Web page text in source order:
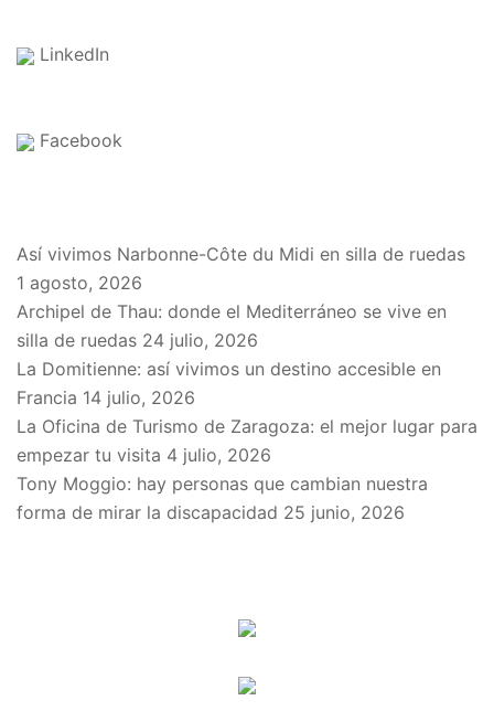
LinkedIn
Facebook
Así vivimos Narbonne-Côte du Midi en silla de ruedas
1 agosto, 2026
Archipel de Thau: donde el Mediterráneo se vive en
silla de ruedas 24 julio, 2026
La Domitienne: así vivimos un destino accesible en
Francia 14 julio, 2026
La Oficina de Turismo de Zaragoza: el mejor lugar para
empezar tu visita 4 julio, 2026
Tony Moggio: hay personas que cambian nuestra
forma de mirar la discapacidad 25 junio, 2026